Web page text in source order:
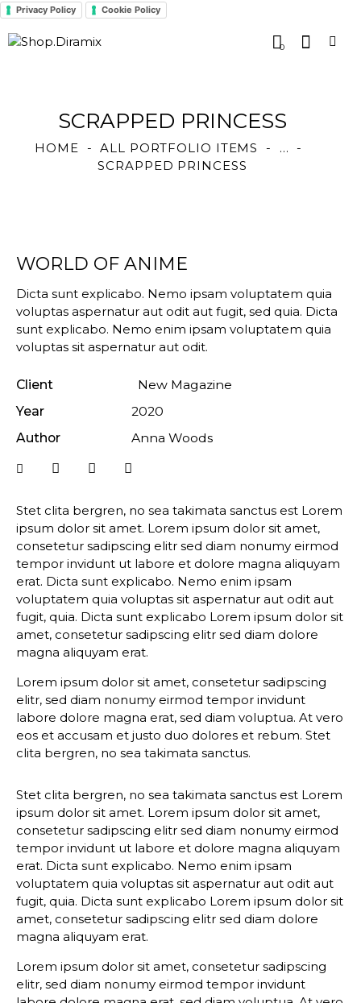
Privacy Policy Cookie Policy
0
SCRAPPED PRINCESS
HOME ALL PORTFOLIO ITEMS
...
SCRAPPED PRINCESS
WORLD OF ANIME
Dicta sunt explicabo. Nemo ipsam voluptatem quia
voluptas aspernatur aut odit aut fugit, sed quia. Dicta
sunt explicabo. Nemo enim ipsam voluptatem quia
voluptas sit aspernatur aut odit.
Client
New Magazine
Year
2020
Author
Anna Woods
Stet clita bergren, no sea takimata sanctus est Lorem
ipsum dolor sit amet. Lorem ipsum dolor sit amet,
consetetur sadipscing elitr sed diam nonumy eirmod
tempor invidunt ut labore et dolore magna aliquyam
erat. Dicta sunt explicabo. Nemo enim ipsam
voluptatem quia voluptas sit aspernatur aut odit aut
fugit, quia. Dicta sunt explicabo Lorem ipsum dolor sit
amet, consetetur sadipscing elitr sed diam dolore
magna aliquyam erat.
Lorem ipsum dolor sit amet, consetetur sadipscing
elitr, sed diam nonumy eirmod tempor invidunt
labore dolore magna erat, sed diam voluptua. At vero
eos et accusam et justo duo dolores et rebum. Stet
clita bergren, no sea takimata sanctus.
Stet clita bergren, no sea takimata sanctus est Lorem
ipsum dolor sit amet. Lorem ipsum dolor sit amet,
consetetur sadipscing elitr sed diam nonumy eirmod
tempor invidunt ut labore et dolore magna aliquyam
erat. Dicta sunt explicabo. Nemo enim ipsam
voluptatem quia voluptas sit aspernatur aut odit aut
fugit, quia. Dicta sunt explicabo Lorem ipsum dolor sit
amet, consetetur sadipscing elitr sed diam dolore
magna aliquyam erat.
Lorem ipsum dolor sit amet, consetetur sadipscing
elitr, sed diam nonumy eirmod tempor invidunt